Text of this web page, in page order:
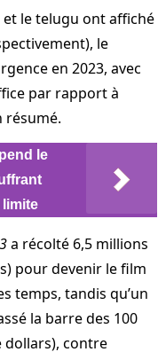
le telugu ont affiché
le
en 2023, avec
par rapport à
résumé.
le
limite
a récolté 6,5 millions
pour devenir le film
temps, tandis qu’un
la barre des 100
dollars), contre